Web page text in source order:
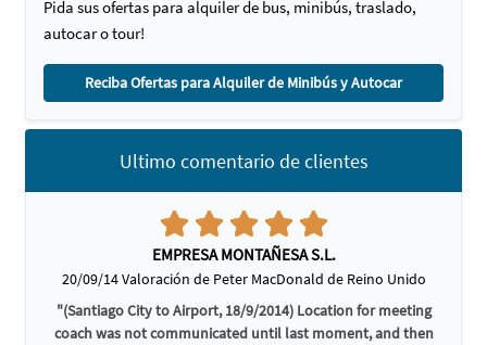
Pida sus ofertas para alquiler de bus, minibús, traslado,
autocar o tour!
Reciba Ofertas para Alquiler de Minibús y Autocar
Ultimo comentario de clientes
EMPRESA MONTAÑESA S.L.
20/09/14 Valoración de Peter MacDonald de Reino Unido
"(Santiago City to Airport, 18/9/2014) Location for meeting
coach was not communicated until last moment, and then